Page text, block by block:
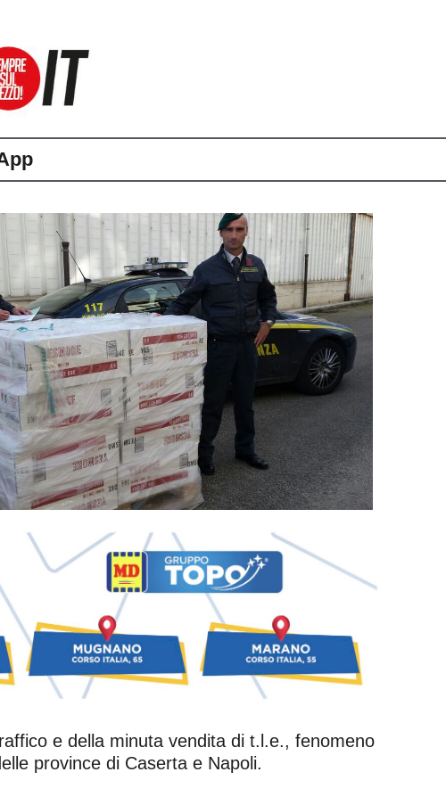
e della minuta vendita di t.l.e., fenomeno
province di Caserta e Napoli.